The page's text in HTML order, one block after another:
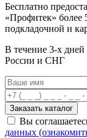
Бесплатно
«Профитек» более
подкладочной и
В течение 3-х дней
России и СНГ
Заказать каталог
Вы
данных